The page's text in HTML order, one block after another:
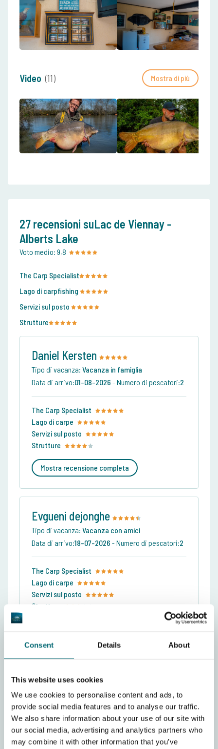
Consent Details About
This website uses cookies
We use cookies to personalise content and ads, to
provide social media features and to analyse our traffic.
We also share information about your use of our site with
our social media, advertising and analytics partners who
may combine it with other information that you’ve
Video (11) Mostra di più
27 recensioni suLac de Viennay -
Alberts Lake
Voto medio: 9,8
The Carp Specialist
Lago di carpfishing
Servizi sul posto
Strutture
Daniel Kersten
Tipo di vacanza: Vacanza in famiglia
Data di arrivo:01-08-2026 - Numero di pescatori:2
The Carp Specialist
Lago di carpe
Servizi sul posto
Strutture
Mostra recensione completa
Evgueni dejonghe
Tipo di vacanza: Vacanza con amici
Data di arrivo:18-07-2026 - Numero di pescatori:2
The Carp Specialist
Lago di carpe
Servizi sul posto
Strutture
1 2 3 ... 14